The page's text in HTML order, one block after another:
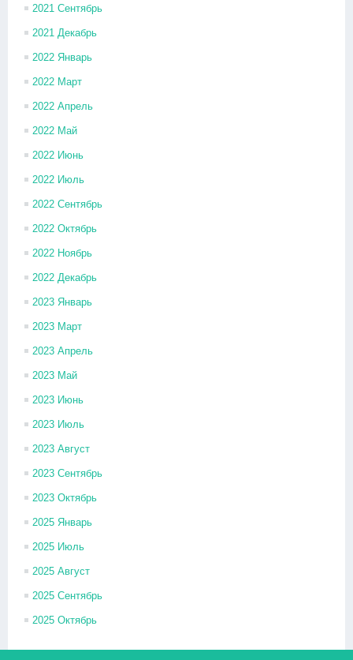
2021 Сентябрь
2021 Декабрь
2022 Январь
2022 Март
2022 Апрель
2022 Май
2022 Июнь
2022 Июль
2022 Сентябрь
2022 Октябрь
2022 Ноябрь
2022 Декабрь
2023 Январь
2023 Март
2023 Апрель
2023 Май
2023 Июнь
2023 Июль
2023 Август
2023 Сентябрь
2023 Октябрь
2025 Январь
2025 Июль
2025 Август
2025 Сентябрь
2025 Октябрь